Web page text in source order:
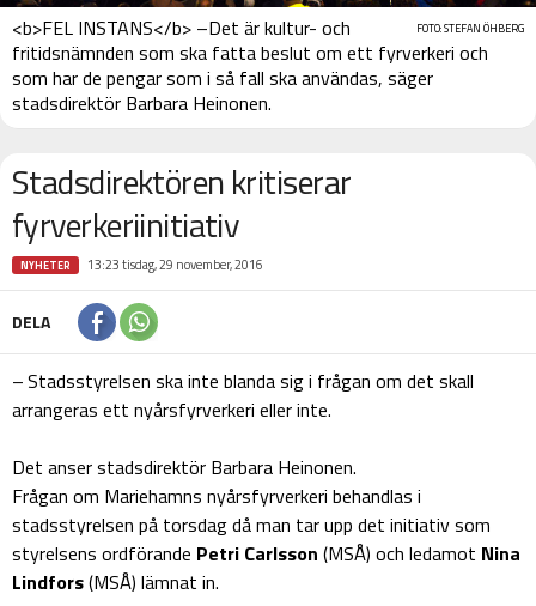
FOTO: STEFAN ÖHBERG
<b>FEL INSTANS</b> –Det är kultur- och
fritidsnämnden som ska fatta beslut om ett fyrverkeri och
som har de pengar som i så fall ska användas, säger
stadsdirektör Barbara Heinonen.
Stadsdirektören kritiserar
fyrverkeriinitiativ
NYHETER 13:23 tisdag, 29 november, 2016
DELA
– Stadsstyrelsen ska inte blanda sig i frågan om det skall
arrangeras ett nyårsfyrverkeri eller inte.
Det anser stadsdirektör Barbara Heinonen.
Frågan om Mariehamns nyårsfyrverkeri behandlas i
stadsstyrelsen på torsdag då man tar upp det initiativ som
styrelsens ordförande Petri Carlsson (MSÅ) och ledamot Nina
Lindfors(MSÅ) lämnat in.